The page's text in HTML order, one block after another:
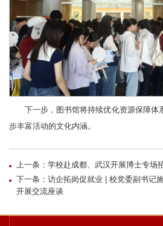
下一步，图书馆将持续优化资源保障体
步丰富活动的文化内涵。
上一条：学校赴成都、武汉开展博士专场
下一条：访企拓岗促就业 | 校党委副书记
开展交流座谈